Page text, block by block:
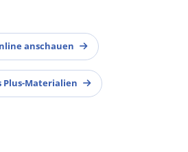
anschauen
Plus-Materialien